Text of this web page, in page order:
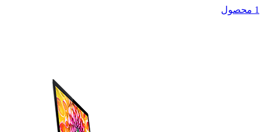
1 محصول